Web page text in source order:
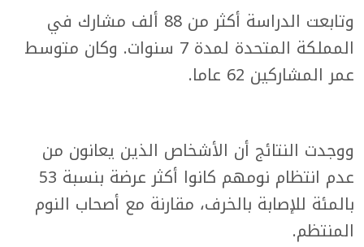
وتابعت الدراسة أكثر من 88 ألف مشارك في
المملكة المتحدة لمدة 7 سنوات. وكان متوسط
عمر المشاركين 62 عاما.
ووجدت النتائج أن الأشخاص الذين يعانون من
عدم انتظام نومهم كانوا أكثر عرضة بنسبة 53
بالمئة للإصابة بالخرف، مقارنة مع أصحاب النوم
المنتظم.